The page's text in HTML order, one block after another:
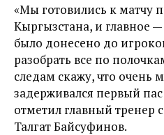
«Мы готовились к матчу
Кыргызстана, и главное —
было донесено до
разобрать все по
следам скажу, что очень
задерживался первый
отметил главный тренер
Талгат Байсуфинов.